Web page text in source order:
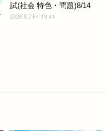
試(社会 特色・問題)8/14
2026.8.7 Fri 19:41